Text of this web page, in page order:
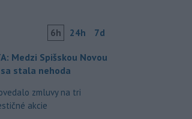
6h 24h 7d
Medzi Spišskou Novou
stala nehoda
zmluvy na tri
akcie